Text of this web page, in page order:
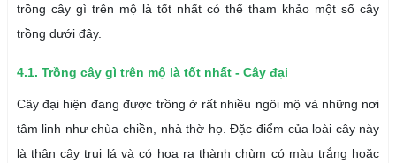
trồng cây gì trên mộ là tốt nhất có thể tham khảo một số cây
trồng dưới đây.
4.1. Trồng cây gì trên mộ là tốt nhất - Cây đại
Cây đại hiện đang được trồng ở rất nhiều ngôi mộ và những nơi
tâm linh như chùa chiền, nhà thờ họ. Đặc điểm của loài cây này
là thân cây trụi lá và có hoa ra thành chùm có màu trắng hoặc